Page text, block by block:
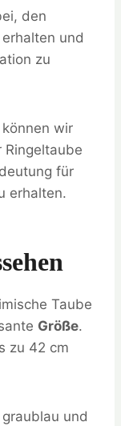
den
und
zu
wir
für
erhalten.
Taube
Größe.
zu 42 cm
und